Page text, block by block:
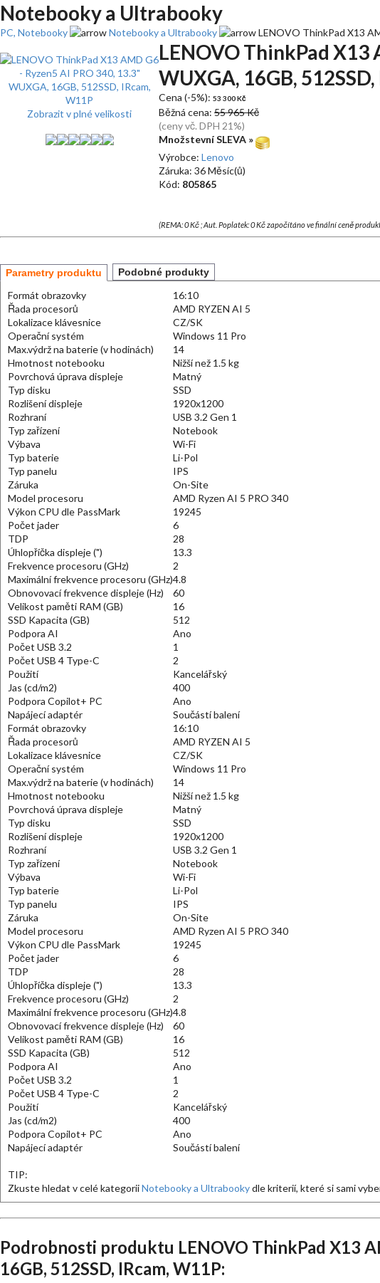
Notebooky a Ultrabooky
PC, Notebooky Notebooky a Ultrabooky LENOVO ThinkPad X13
Zobrazit v plné velikosti
LENOVO ThinkPad X13
WUXGA, 16GB,
Cena (-5%): 53 300 Kč
Běžná cena: 55 965 Kč
(ceny vč. DPH 21%)
Množstevní SLEVA »
Výrobce: Lenovo
Záruka: 36 Měsíc(ů)
Kód: 805865
(REMA: 0 Kč ; Aut. Poplatek: 0 Kč započítáno ve finální ceně
Parametry produktu Podobné produkty
Formát obrazovky
16:10
Řada procesorů
AMD RYZEN AI 5
Lokalizace klávesnice
CZ/SK
Operační systém
Windows 11 Pro
Max.výdrž na baterie (v hodinách)
14
Hmotnost notebooku
Nižší než 1.5 kg
Povrchová úprava displeje
Matný
Typ disku
SSD
Rozlišení displeje
1920x1200
Rozhraní
USB 3.2 Gen 1
Typ zařízení
Notebook
Výbava
Wi-Fi
Typ baterie
Li-Pol
Typ panelu
IPS
Záruka
On-Site
Model procesoru
AMD Ryzen AI 5 PRO 340
Výkon CPU dle PassMark
19245
Počet jader
6
TDP
28
Úhlopříčka displeje (")
13.3
Frekvence procesoru (GHz)
2
Maximální frekvence procesoru (GHz)4.8
Obnovovací frekvence displeje (Hz)
60
Velikost paměti RAM (GB)
16
SSD Kapacita (GB)
512
Podpora AI
Ano
Počet USB 3.2
1
Počet USB 4 Type-C
2
Použití
Kancelářský
Jas (cd/m2)
400
Podpora Copilot+ PC
Ano
Napájecí adaptér
Součástí balení
Formát obrazovky
16:10
Řada procesorů
AMD RYZEN AI 5
Lokalizace klávesnice
CZ/SK
Operační systém
Windows 11 Pro
Max.výdrž na baterie (v hodinách)
14
Hmotnost notebooku
Nižší než 1.5 kg
Povrchová úprava displeje
Matný
Typ disku
SSD
Rozlišení displeje
1920x1200
Rozhraní
USB 3.2 Gen 1
Typ zařízení
Notebook
Výbava
Wi-Fi
Typ baterie
Li-Pol
Typ panelu
IPS
Záruka
On-Site
Model procesoru
AMD Ryzen AI 5 PRO 340
Výkon CPU dle PassMark
19245
Počet jader
6
TDP
28
Úhlopříčka displeje (")
13.3
Frekvence procesoru (GHz)
2
Maximální frekvence procesoru (GHz)4.8
Obnovovací frekvence displeje (Hz)
60
Velikost paměti RAM (GB)
16
SSD Kapacita (GB)
512
Podpora AI
Ano
Počet USB 3.2
1
Počet USB 4 Type-C
2
Použití
Kancelářský
Jas (cd/m2)
400
Podpora Copilot+ PC
Ano
Napájecí adaptér
Součástí balení
TIP:
Zkuste hledat v celé kategoriiNotebooky a Ultrabookydle kriterií, které si sami
Podrobnosti produktu LENOVO ThinkPad X13
16GB, 512SSD, IRcam, W11P: